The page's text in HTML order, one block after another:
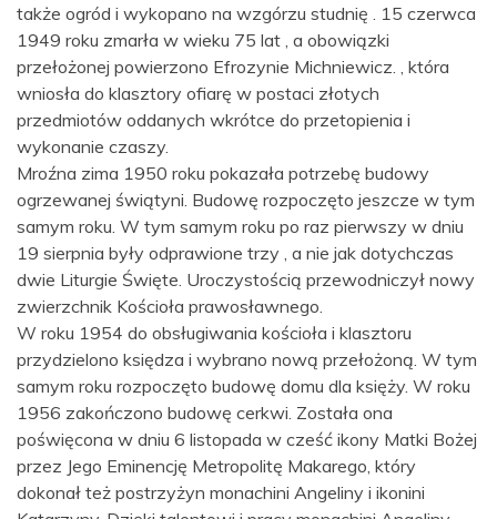
także ogród i wykopano na wzgórzu studnię . 15 czerwca
1949 roku zmarła w wieku 75 lat , a obowiązki
przełożonej powierzono Efrozynie Michniewicz. , która
wniosła do klasztory ofiarę w postaci złotych
przedmiotów oddanych wkrótce do przetopienia i
wykonanie czaszy.
Mroźna zima 1950 roku pokazała potrzebę budowy
ogrzewanej świątyni. Budowę rozpoczęto jeszcze w tym
samym roku. W tym samym roku po raz pierwszy w dniu
19 sierpnia były odprawione trzy , a nie jak dotychczas
dwie Liturgie Święte. Uroczystością przewodniczył nowy
zwierzchnik Kościoła prawosławnego.
W roku 1954 do obsługiwania kościoła i klasztoru
przydzielono księdza i wybrano nową przełożoną. W tym
samym roku rozpoczęto budowę domu dla księży. W roku
1956 zakończono budowę cerkwi. Została ona
poświęcona w dniu 6 listopada w cześć ikony Matki Bożej
przez Jego Eminencję Metropolitę Makarego, który
dokonał też postrzyżyn monachini Angeliny i ikonini